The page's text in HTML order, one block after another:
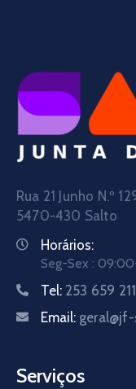
Rua 21 Junho N.º
5470-430 Salto
Horários:
Seg-Sex :
Tel: 253 659 211
Email:
Serviços